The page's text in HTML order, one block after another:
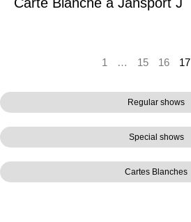
Regular shows
Special shows
Cartes Blanches
1 … 15 16 17